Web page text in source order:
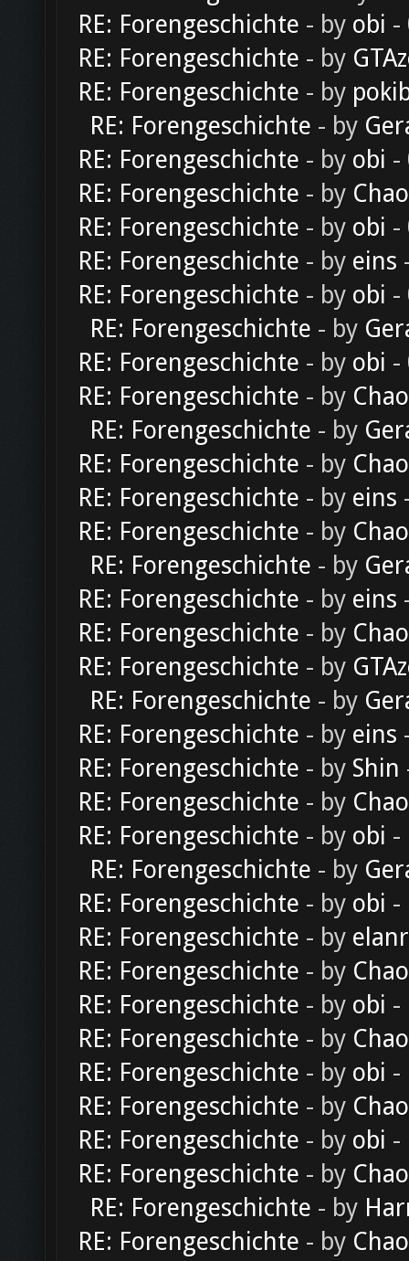
RE: Forengeschichte - by obi -
RE: Forengeschichte - by
RE: Forengeschichte - by
RE: Forengeschichte - by
RE: Forengeschichte - by obi -
RE: Forengeschichte - by
RE: Forengeschichte - by obi -
RE: Forengeschichte - by eins
RE: Forengeschichte - by obi -
RE: Forengeschichte - by
RE: Forengeschichte - by obi -
RE: Forengeschichte - by
RE: Forengeschichte - by
RE: Forengeschichte - by
RE: Forengeschichte - by eins
RE: Forengeschichte - by
RE: Forengeschichte - by
RE: Forengeschichte - by eins
RE: Forengeschichte - by
RE: Forengeschichte - by
RE: Forengeschichte - by
RE: Forengeschichte - by eins
RE: Forengeschichte - by Shin
RE: Forengeschichte - by
RE: Forengeschichte - by obi -
RE: Forengeschichte - by
RE: Forengeschichte - by obi -
RE: Forengeschichte - by
RE: Forengeschichte - by
RE: Forengeschichte - by obi -
RE: Forengeschichte - by
RE: Forengeschichte - by obi -
RE: Forengeschichte - by
RE: Forengeschichte - by obi -
RE: Forengeschichte - by
RE: Forengeschichte - by
RE: Forengeschichte - by